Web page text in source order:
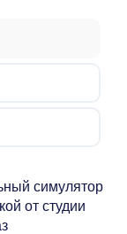
симулятор
от студии